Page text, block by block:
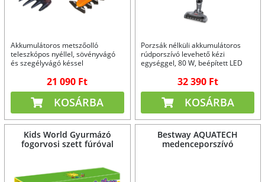
Akkumulátoros metszőolló
teleszkópos nyéllel, sövényvágó
és szegélyvágó késsel
21 090 Ft
KOSÁRBA
Porzsák nélküli akkumulátoros
rúdporszívó levehető kézi
egységgel, 80 W, beépített LED
32 390 Ft
KOSÁRBA
Kids World Gyurmázó
fogorvosi szett fúróval
Bestway AQUATECH
medenceporszívó